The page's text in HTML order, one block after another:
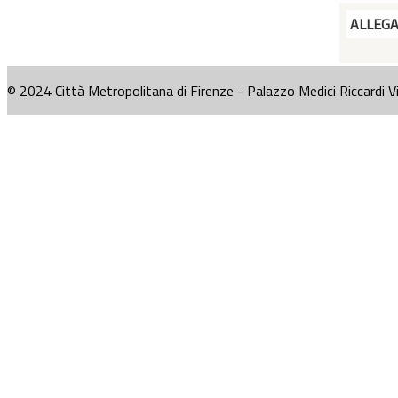
© 2024 Città Metropolitana di Firenze - Palazzo Medici Riccardi